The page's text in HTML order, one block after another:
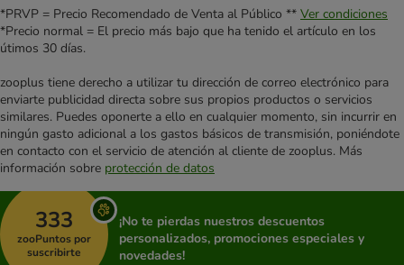
*PRVP = Precio Recomendado de Venta al Público ** Ver condiciones
*Precio normal = El precio más bajo que ha tenido el artículo en los
útimos 30 días.
zooplus tiene derecho a utilizar tu dirección de correo electrónico para
enviarte publicidad directa sobre sus propios productos o servicios
similares. Puedes oponerte a ello en cualquier momento, sin incurrir en
ningún gasto adicional a los gastos básicos de transmisión, poniéndote
en contacto con el servicio de atención al cliente de zooplus. Más
información sobre protección de datos
333
zooPuntos por
suscribirte
¡No te pierdas nuestros descuentos
personalizados, promociones especiales y
novedades!